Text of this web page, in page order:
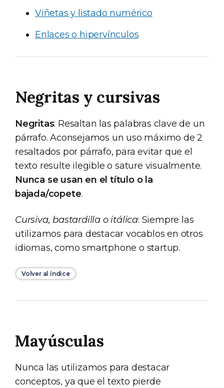
Viñetas y listado numérico
Enlaces o hipervínculos
Negritas y cursivas
Negritas: Resaltan las palabras clave de un
párrafo. Aconsejamos un uso máximo de 2
resaltados por párrafo, para evitar que el
texto resulte ilegible o sature visualmente.
Nunca se usan en el título o la
bajada/copete.
Cursiva, bastardilla o itálica: Siempre las
utilizamos para destacar vocablos en otros
idiomas, como smartphone o startup.
Volver al índice
Mayúsculas
Nunca las utilizamos para destacar
conceptos, ya que el texto pierde